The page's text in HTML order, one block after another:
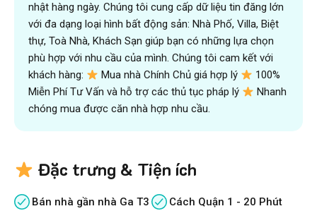
nhật hàng ngày. Chúng tôi cung cấp dữ liệu tin đăng lớn
với đa dạng loại hình bất động sản: Nhà Phố, Villa, Biệt
thự, Toà Nhà, Khách Sạn giúp bạn có những lựa chọn
phù hợp với nhu cầu của mình. Chúng tôi cam kết với
khách hàng:
Mua nhà Chính Chủ giá hợp lý
100%
Miễn Phí Tư Vấn và hỗ trợ các thủ tục pháp lý
Nhanh
chóng mua được căn nhà hợp nhu cầu.
Đặc trưng & Tiện ích
Bán nhà gần nhà Ga T3 Cách Quận 1 - 20 Phút